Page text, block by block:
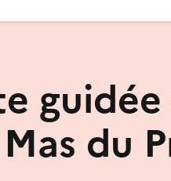
guidée
du